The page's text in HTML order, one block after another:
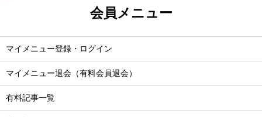
会員メニュー
マイメニュー登録・ログイン
マイメニュー退会（有料会員退会）
有料記事一覧